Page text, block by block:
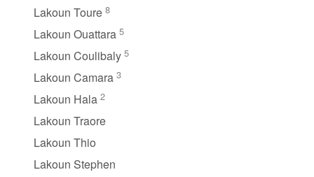
Lakoun Toure 8
Lakoun Ouattara 5
Lakoun Coulibaly 5
Lakoun Camara 3
Lakoun Hala 2
Lakoun Traore
Lakoun Thio
Lakoun Stephen